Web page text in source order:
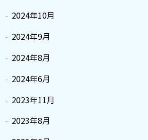
2024年10月
2024年9月
2024年8月
2024年6月
2023年11月
2023年8月